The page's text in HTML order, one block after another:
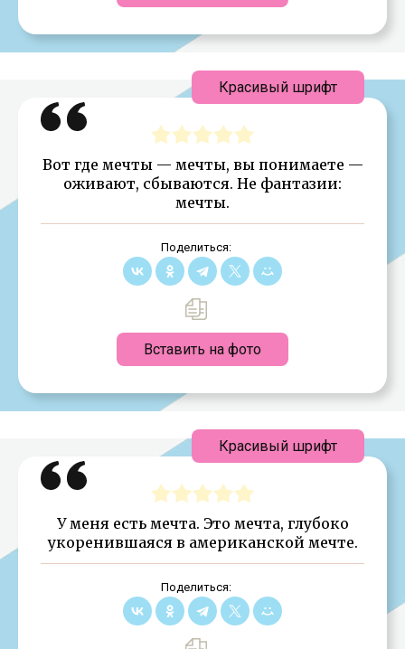
Вот где мечты — мечты, вы понимаете —
оживают, сбываются. Не фантазии:
мечты.
Поделиться:
Вставить на фото
Красивый шрифт
У меня есть мечта. Это мечта, глубоко
укоренившаяся в американской мечте.
Поделиться:
Красивый шрифт